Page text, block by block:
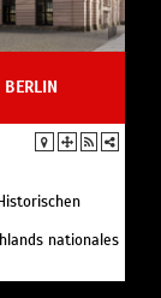
BERLIN
nationales